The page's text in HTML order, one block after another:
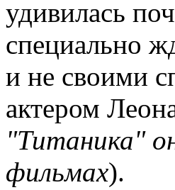
удивилась
специально
и не своими
актером
"Титаника"
фильмах).